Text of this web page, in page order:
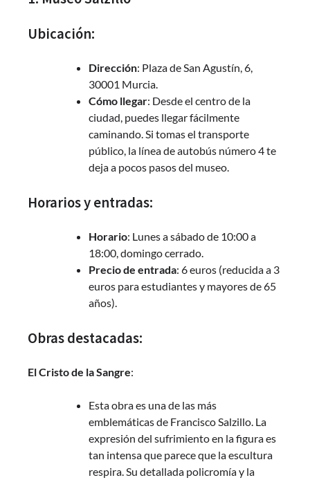
Ubicación:
Dirección: Plaza de San Agustín, 6,
30001 Murcia.
Cómo llegar: Desde el centro de la
ciudad, puedes llegar fácilmente
caminando. Si tomas el transporte
público, la línea de autobús número 4 te
deja a pocos pasos del museo.
Horarios y entradas:
Horario: Lunes a sábado de 10:00 a
18:00, domingo cerrado.
Precio de entrada: 6 euros (reducida a 3
euros para estudiantes y mayores de 65
años).
Obras destacadas:
El Cristo de la Sangre:
Esta obra es una de las más
emblemáticas de Francisco Salzillo. La
expresión del sufrimiento en la figura es
tan intensa que parece que la escultura
respira. Su detallada policromía y la